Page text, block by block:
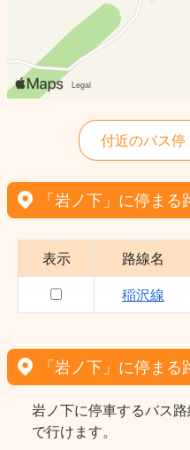
付近のバス停
「岩ノ下」に停まる
表示 路線名
稲沢線
「岩ノ下」に停ま
岩ノ下に停車するバス
で行けます。